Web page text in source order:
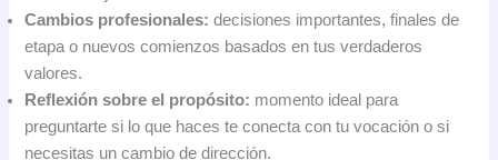
Cambios profesionales: decisiones importantes, finales de
etapa o nuevos comienzos basados en tus verdaderos
valores.
Reflexión sobre el propósito: momento ideal para
preguntarte si lo que haces te conecta con tu vocación o si
necesitas un cambio de dirección.